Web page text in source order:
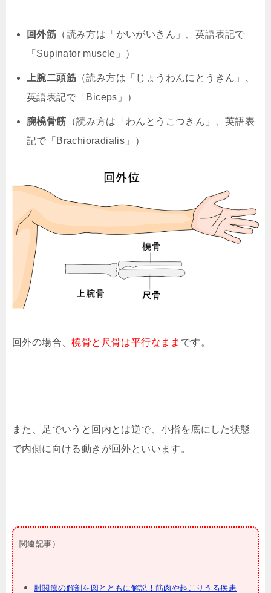
回外筋 （読み方は「かいがいきん」、英語表記で
「Supinator muscle」）
上腕二頭筋 （読み方は「じょうわんにとうきん」、
英語表記で「Biceps」）
腕橈骨筋 （読み方は「わんとうこつきん」、英語表
記で「Brachioradialis」）
回外の場合、橈骨と尺骨は平行なまま です。
また、足でいうと回内とは逆で、小指を底にした状態
で内側に向ける動きが回外といいます。
関連記事）
肘関節の解剖を図とともに解説！筋肉や起こりうる疾患